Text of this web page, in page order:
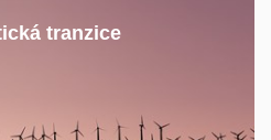
tranzice
energie, nové obchodní